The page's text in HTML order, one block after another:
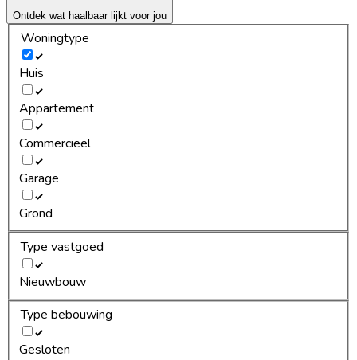
Ontdek wat haalbaar lijkt voor jou
Woningtype
Huis
Appartement
Commercieel
Garage
Grond
Type vastgoed
Nieuwbouw
Type bebouwing
Gesloten